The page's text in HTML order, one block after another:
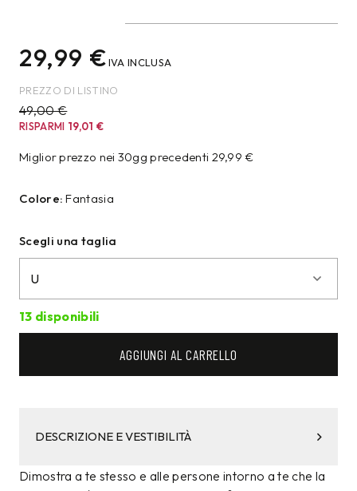
29,99 €IVA INCLUSA
PREZZO DI LISTINO
49,00 €
RISPARMI 19,01€
Miglior prezzo nei 30gg precedenti 29,99€
Colore: Fantasia
Scegli una taglia
13 disponibili
AGGIUNGI AL CARRELLO
DESCRIZIONE E VESTIBILITÀ
Dimostra a te stesso e alle persone intorno a te che la